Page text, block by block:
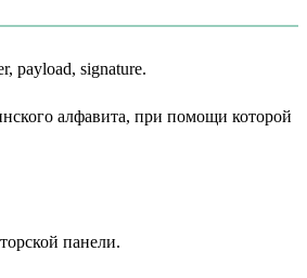
payload, signature.
алфавита, при помощи которой
панели.